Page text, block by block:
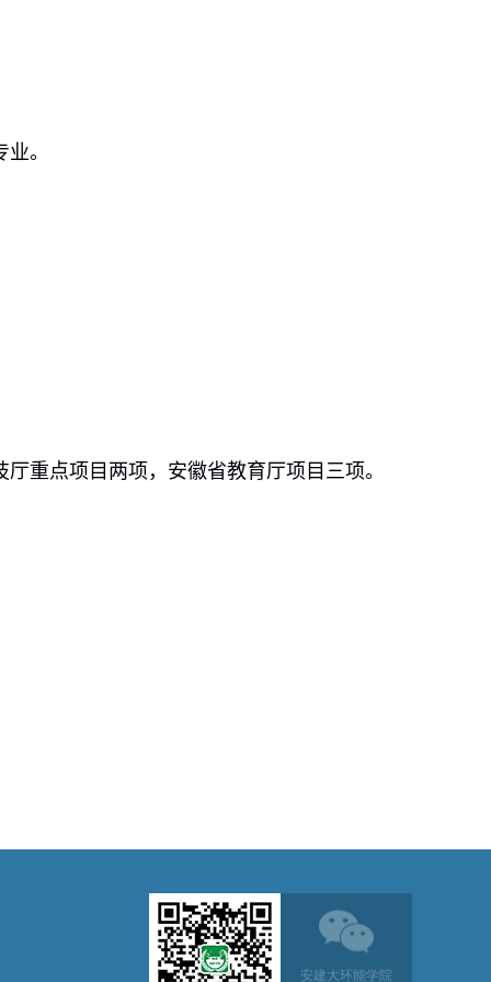
。
重点项目两项，安徽省教育厅项目三项。
安建大环能学院